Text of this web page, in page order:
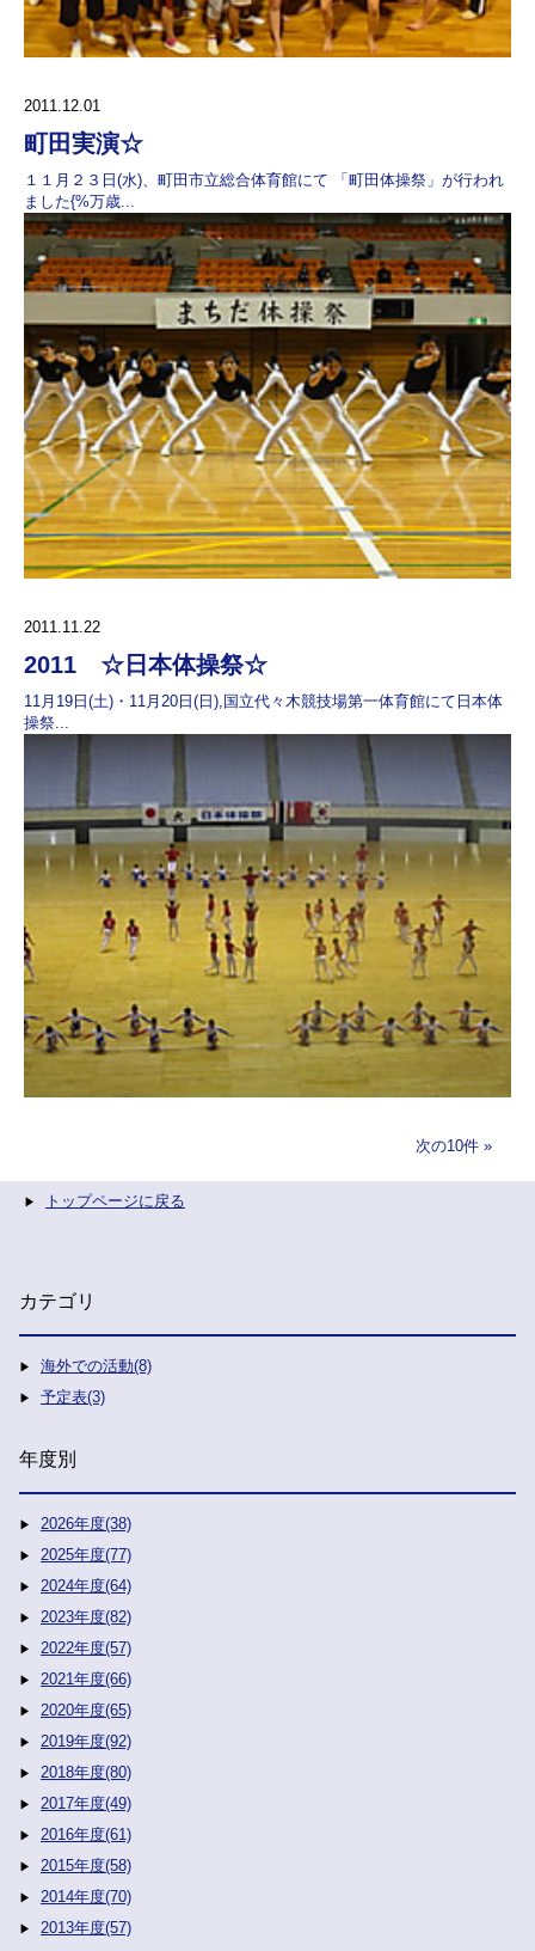
2011.12.01
町田実演☆
１１月２３日(水)、町田市立総合体育館にて 「町田体操祭」が行われ
ました{%万歳...
2011.11.22
2011 ☆日本体操祭☆
11月19日(土)・11月20日(日),国立代々木競技場第一体育館にて日本体
操祭...
次の10件
トップページに戻る
カテゴリ
海外での活動(8)
予定表(3)
年度別
2026年度(38)
2025年度(77)
2024年度(64)
2023年度(82)
2022年度(57)
2021年度(66)
2020年度(65)
2019年度(92)
2018年度(80)
2017年度(49)
2016年度(61)
2015年度(58)
2014年度(70)
2013年度(57)